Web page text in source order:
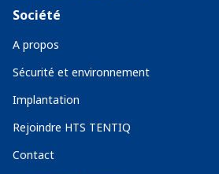
Société
A propos
Sécurité et environnement
Implantation
Rejoindre HTS TENTIQ
Contact